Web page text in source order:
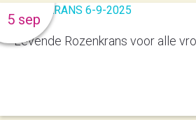
Levende Rozenkrans voor alle
5 sep